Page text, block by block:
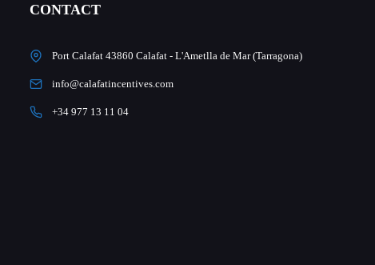
CONTACT
Port Calafat 43860 Calafat - L'Ametlla de Mar (Tarragona)
info@calafatincentives.com
+34 977 13 11 04